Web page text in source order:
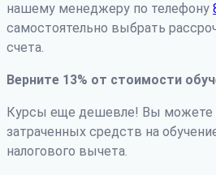
нашему менеджеру по телефону
самостоятельно выбрать
счета.
Верните 13% от стоимости
Курсы еще дешевле! Вы можете
затраченных средств на
налогового вычета.